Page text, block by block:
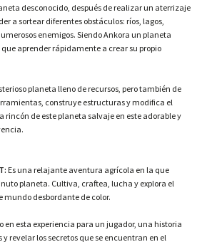
desconocido, después de realizar un aterrizaje
a sortear diferentes obstáculos: ríos, lagos,
enemigos. Siendo Ankora un planeta
aprender rápidamente a crear su propio
planeta lleno de recursos, pero también de
construye estructuras y modifica el
rincón de este planeta salvaje en este adorable y
Es una relajante aventura agrícola en la que
planeta. Cultiva, craftea, lucha y explora el
mundo desbordante de color.
en esta experiencia para un jugador, una historia
y revelar los secretos que se encuentran en el